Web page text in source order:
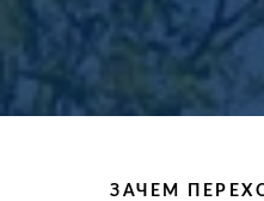
ЗАЧЕМ